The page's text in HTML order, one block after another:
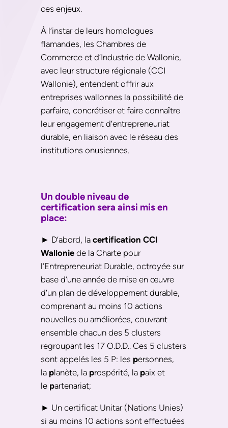
ces enjeux.
À l’instar de leurs homologues
flamandes, les Chambres de
Commerce et d’Industrie de Wallonie,
avec leur structure régionale (CCI
Wallonie), entendent offrir aux
entreprises wallonnes la possibilité de
parfaire, concrétiser et faire connaître
leur engagement d’entrepreneuriat
durable, en liaison avec le réseau des
institutions onusiennes.
Un double niveau de
certification sera ainsi mis en
place:
► D’abord, la certification CCI
Wallonie de la Charte pour
l’Entrepreneuriat Durable, octroyée sur
base d’une année de mise en œuvre
d’un plan de développement durable,
comprenant au moins 10 actions
nouvelles ou améliorées, couvrant
ensemble chacun des 5 clusters
regroupant les 17 O.D.D.. Ces 5 clusters
sont appelés les 5 P: les personnes,
la planète, la prospérité, la paix et
le partenariat;
► Un certificat Unitar (Nations Unies)
si au moins 10 actions sont effectuées